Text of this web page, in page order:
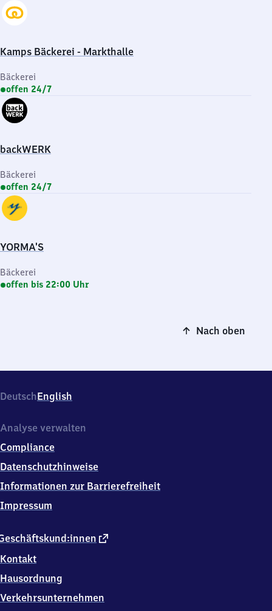
Kamps Bäckerei - Markthalle
Bäckerei
offen 24/7
backWERK
Bäckerei
offen 24/7
YORMA'S
Bäckerei
offen bis 22:00 Uhr
Nach oben
DeutschEnglish
externer
Kontakt
Hausordnung
Verkehrsunternehmen
Analyse verwalten
Compliance
Datenschutzhinweise
Informationen zur Barrierefreiheit
Impressum